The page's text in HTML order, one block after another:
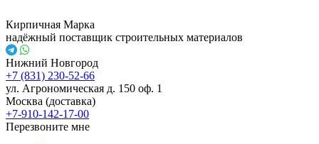
Кирпичная Марка
надёжный поставщик строительных материалов
Нижний Новгород
+7 (831) 230-52-66
ул. Агрономическая д. 150 оф. 1
Москва (доставка)
+7-910-142-17-00
Перезвоните мне